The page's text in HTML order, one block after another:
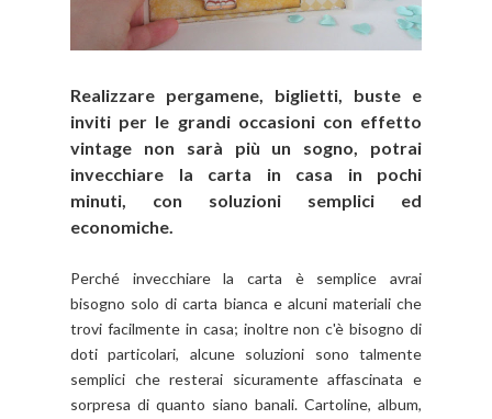
Realizzare pergamene, biglietti, buste e
inviti per le grandi occasioni con effetto
vintage non sarà più un sogno, potrai
invecchiare la carta in casa in pochi
minuti, con soluzioni semplici ed
economiche.
Perché invecchiare la carta è semplice avrai
bisogno solo di carta bianca e alcuni materiali che
trovi facilmente in casa; inoltre non c'è bisogno di
doti particolari, alcune soluzioni sono talmente
semplici che resterai sicuramente affascinata e
sorpresa di quanto siano banali. Cartoline, album,